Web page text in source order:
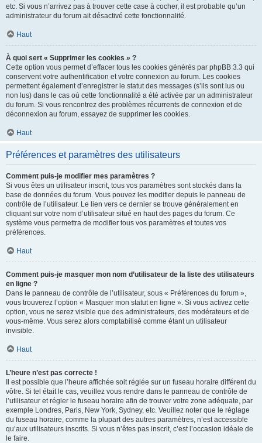
etc. Si vous n’arrivez pas à trouver cette case à cocher, il est probable qu’un
administrateur du forum ait désactivé cette fonctionnalité.
Haut
À quoi sert « Supprimer les cookies » ?
Cette option vous permet d’effacer tous les cookies générés par phpBB 3.3 qui
conservent votre authentification et votre connexion au forum. Les cookies
permettent également d’enregistrer le statut des messages (s’ils sont lus ou
non lus) dans le cas où cette fonctionnalité a été activée par un administrateur
du forum. Si vous rencontrez des problèmes récurrents de connexion et de
déconnexion au forum, essayez de supprimer les cookies.
Haut
Préférences et paramètres des utilisateurs
Comment puis-je modifier mes paramètres ?
Si vous êtes un utilisateur inscrit, tous vos paramètres sont stockés dans la
base de données du forum. Vous pouvez les modifier depuis le panneau de
contrôle de l’utilisateur. Le lien vers ce dernier se trouve généralement en
cliquant sur votre nom d’utilisateur situé en haut des pages du forum. Ce
système vous permettra de modifier tous vos paramètres et toutes vos
préférences.
Haut
Comment puis-je masquer mon nom d’utilisateur de la liste des utilisateurs
en ligne ?
Dans le panneau de contrôle de l’utilisateur, sous « Préférences du forum »,
vous trouverez l’option « Masquer mon statut en ligne ». Si vous activez cette
option, vous ne serez visible que des administrateurs, des modérateurs et de
vous-même. Vous serez alors comptabilisé comme étant un utilisateur
invisible.
Haut
L’heure n’est pas correcte !
Il est possible que l’heure affichée soit réglée sur un fuseau horaire différent du
vôtre. Si tel était le cas, veuillez vous rendre dans le panneau de contrôle de
l’utilisateur et régler le fuseau horaire afin de trouver votre zone adéquate, par
exemple Londres, Paris, New York, Sydney, etc. Veuillez noter que le réglage
du fuseau horaire, comme la plupart des autres paramètres, n’est accessible
qu’aux utilisateurs inscrits. Si vous n’êtes pas inscrit, c’est l’occasion idéale de
le faire.